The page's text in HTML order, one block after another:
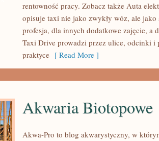
MOTORYZACYJNYCH
rentowność pracy. Zobacz także Auta
opisuje taxi nie jako zwykły wóz, ale
profesja, dla innych dodatkowe zajęcie,
Taxi Drive prowadzi przez ulice, odcinki i
praktyce [ Read More ]
Akwaria Biotopowe
Akwa-Pro to blog akwarystyczny, w